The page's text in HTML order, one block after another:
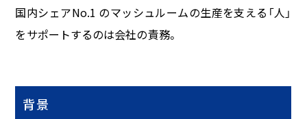
国内シェアNo.1 のマッシュルームの生産を支える「人」
をサポートするのは会社の責務。
背景